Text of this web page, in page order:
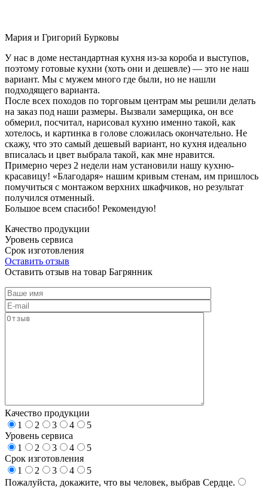
Мария и Григорий Бурковы
У нас в доме нестандартная кухня из-за короба и выступов,
поэтому готовые кухни (хоть они и дешевле) — это не наш
вариант. Мы с мужем много где были, но не нашли
подходящего варианта.
После всех походов по торговым центрам мы решили делать
на заказ под наши размеры. Вызвали замерщика, он все
обмерил, посчитал, нарисовал кухню именно такой, как
хотелось, и картинка в голове сложилась окончательно. Не
скажу, что это самый дешевый вариант, но кухня идеально
вписалась и цвет выбрала такой, как мне нравится.
Примерно через 2 недели нам установили нашу кухню-
красавицу! «Благодаря» нашим кривым стенам, им пришлось
помучиться с монтажом верхних шкафчиков, но результат
получился отменный.
Большое всем спасибо! Рекомендую!
Качество продукции
Уровень сервиса
Срок изготовления
Оставить отзыв
Оставить отзыв на товар Багрянник
Качество продукции
1
2 3 4
5
Уровень сервиса
1
2 3 4
5
Срок изготовления
1
2 3 4
5
Пожалуйста, докажите, что вы человек, выбрав Сердце.